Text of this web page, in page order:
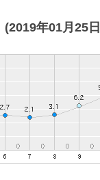
(2019年01月25